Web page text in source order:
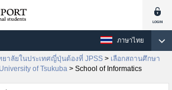
ภาษาไทย
ลัยในประเทศญี่ปุ่นต้องที่ JPSS > เลือกสถานศึกษา
University of Tsukuba > School of Informatics